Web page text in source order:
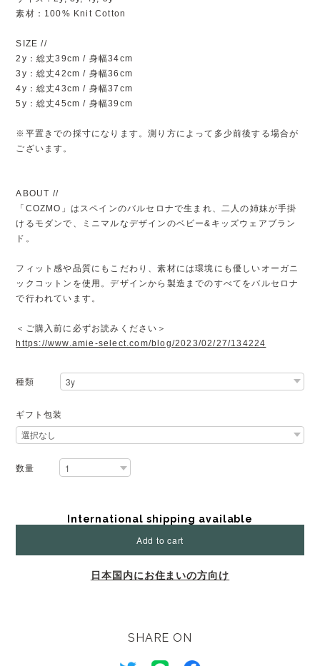
素材：100% Knit Cotton
SIZE //
2y：総丈39cm / 身幅34cm
3y：総丈42cm / 身幅36cm
4y：総丈43cm / 身幅37cm
5y：総丈45cm / 身幅39cm
※平置きでの採寸になります。測り方によって多少前後する場合が
ございます。
ABOUT //
「COZMO」はスペインのバルセロナで生まれ、二人の姉妹が手掛
けるモダンで、ミニマルなデザインのベビー&キッズウェアブラン
ド。
フィット感や品質にもこだわり、素材には環境にも優しいオーガニ
ックコットンを使用。デザインから製造までのすべてをバルセロナ
で行われています。
＜ご購入前に必ずお読みください＞
https://www.amie-select.com/blog/2023/02/27/134224
種類
ギフト包装
数量
International shipping available
Add to cart
日本国内にお住まいの方向け
SHARE ON